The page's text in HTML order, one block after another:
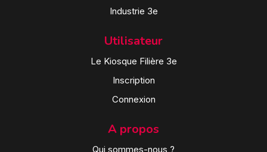
Industrie 3e
Utilisateur
Le Kiosque Filière 3e
Inscription
Connexion
A propos
Qui sommes-nous ?